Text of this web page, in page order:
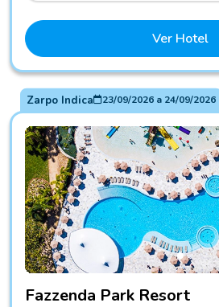
Ver Hotel
Zarpo Indica 23/09/2026a 24/09/2026
Fazzenda Park Resort